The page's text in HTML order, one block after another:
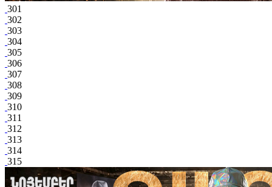
301
302
303
304
305
306
307
308
309
310
311
312
313
314
315